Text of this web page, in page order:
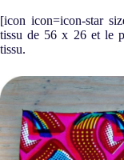
[icon icon=icon-star
tissu de 56 x 26 et le
tissu.